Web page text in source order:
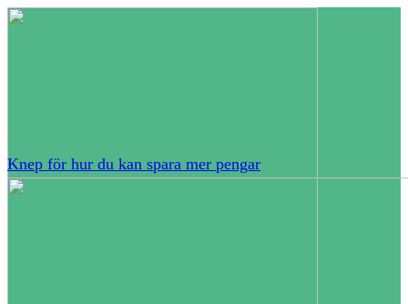
Knep för hur du kan spara mer pengar